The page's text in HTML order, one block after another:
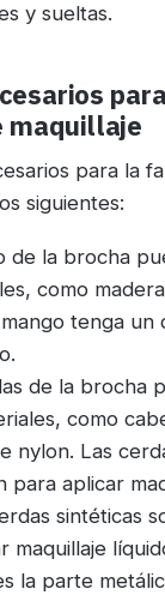
y sueltas.
maquillaje
para la
siguientes:
de la brocha
como
tenga un
de la brocha
como
nylon. Las
para aplicar
sintéticas
maquillaje
la parte